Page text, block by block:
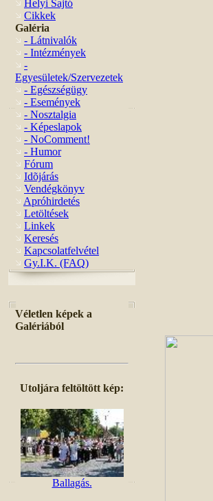
Helyi Sajtó
Cikkek
Galéria
- Látnivalók
- Intézmények
-
Egyesületek/Szervezetek
- Egészségügy
- Események
- Nosztalgia
- Képeslapok
- NoComment!
- Humor
Fórum
Idõjárás
Vendégkönyv
Apróhirdetés
Letöltések
Linkek
Keresés
Kapcsolatfelvétel
Gy.I.K. (FAQ)
Véletlen képek a
Galériából
Utoljára feltöltött kép:
Ballagás.